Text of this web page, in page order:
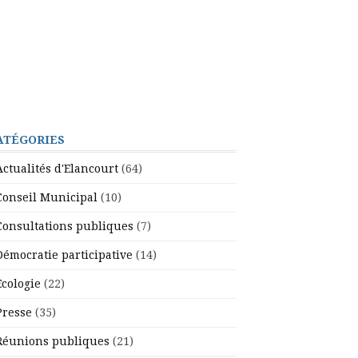
d'Elancourt (64)
Municipal (10)
publiques (7)
participative (14)
(22)
(35)
publiques (21)